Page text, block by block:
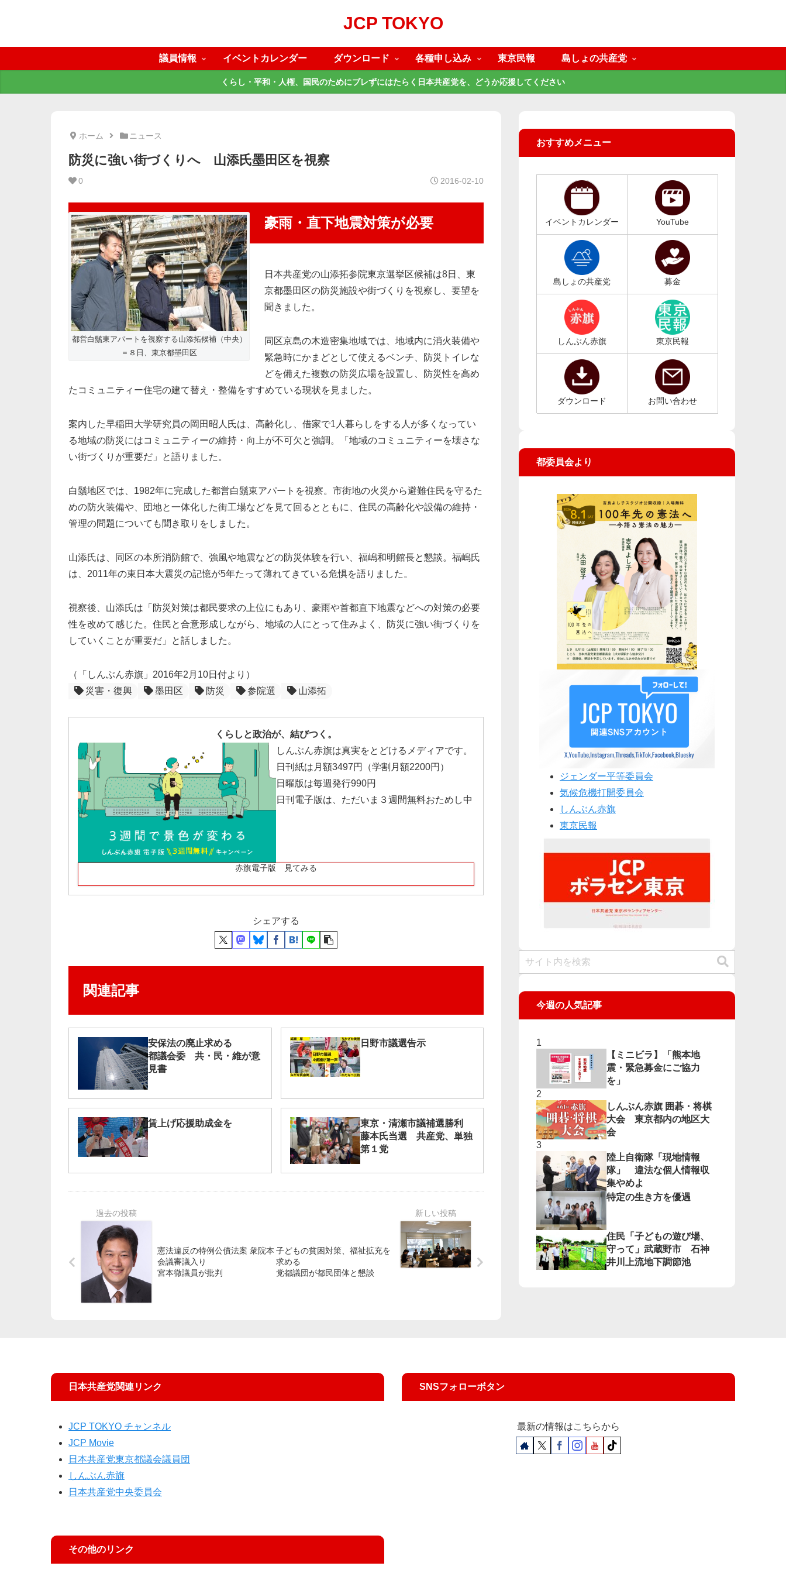
JCP TOKYO
議員情報 イベントカレンダー ダウンロード 各種申し込み 東京民報 島しょの共産党
くらし・平和・人権、国民のためにブレずにはたらく日本共産党を、どうか応援してください
ホーム ニュース
防災に強い街づくりへ 山添氏墨田区を視察
0 2016-02-10
都営白鬚東アパートを視察する山添拓候補（中央）
＝８日、東京都墨田区
豪雨・直下地震対策が必要
日本共産党の山添拓参院東京選挙区候補は8日、東
京都墨田区の防災施設や街づくりを視察し、要望を
聞きました。
同区京島の木造密集地域では、地域内に消火装備や
緊急時にかまどとして使えるベンチ、防災トイレな
どを備えた複数の防災広場を設置し、防災性を高め
たコミュニティー住宅の建て替え・整備をすすめている現状を見ました。
案内した早稲田大学研究員の岡田昭人氏は、高齢化し、借家で1人暮らしをする人が多くなってい
る地域の防災にはコミュニティーの維持・向上が不可欠と強調。「地域のコミュニティーを壊さな
い街づくりが重要だ」と語りました。
白鬚地区では、1982年に完成した都営白鬚東アパートを視察。市街地の火災から避難住民を守るた
めの防火装備や、団地と一体化した街工場などを見て回るとともに、住民の高齢化や設備の維持・
管理の問題についても聞き取りをしました。
山添氏は、同区の本所消防館で、強風や地震などの防災体験を行い、福嶋和明館長と懇談。福嶋氏
は、2011年の東日本大震災の記憶が5年たって薄れてきている危惧を語りました。
視察後、山添氏は「防災対策は都民要求の上位にもあり、豪雨や首都直下地震などへの対策の必要
性を改めて感じた。住民と合意形成しながら、地域の人にとって住みよく、防災に強い街づくりを
していくことが重要だ」と話しました。
（「しんぶん赤旗」2016年2月10日付より）
災害・復興
墨田区 防災 参院選 山添拓
くらしと政治が、結びつく。
しんぶん赤旗は真実をとどけるメディアです。
日刊紙は月額3497円（学割月額2200円）
日曜版は毎週発行990円
日刊電子版は、ただいま３週間無料おためし中
赤旗電子版 見てみる
シェアする
関連記事
安保法の廃止求める
都議会委 共・民・維が意
見書
日野市議選告示
賃上げ応援助成金を
東京・清瀬市議補選勝利
藤本氏当選 共産党、単独
第１党
憲法違反の特例公債法案 衆院本
会議審議入り
宮本徹議員が批判
子どもの貧困対策、福祉拡充を
求める
党都議団が都民団体と懇談
おすすめメニュー
イベントカレンダー YouTube
島しょの共産党 募金
しんぶん赤旗 東京民報
ダウンロード お問い合わせ
都委員会より
ジェンダー平等委員会
気候危機打開委員会
しんぶん赤旗
東京民報
今週の人気記事
【ミニビラ】「熊本地
震・緊急募金にご協力
を」
しんぶん赤旗 囲碁・将棋
大会 東京都内の地区大
会
陸上自衛隊「現地情報
隊」 違法な個人情報収
集やめよ
特定の生き方を優遇
住民「子どもの遊び場、
守って」武蔵野市 石神
井川上流地下調節池
日本共産党関連リンク
JCP TOKYO チャンネル
JCP Movie
日本共産党東京都議会議員団
しんぶん赤旗
日本共産党中央委員会
その他のリンク
SNSフォローボタン
最新の情報はこちらから